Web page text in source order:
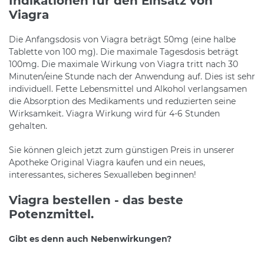
Viagra
Die Anfangsdosis von Viagra beträgt 50mg (eine halbe
Tablette von 100 mg). Die maximale Tagesdosis beträgt
100mg. Die maximale Wirkung von Viagra tritt nach 30
Minuten/eine Stunde nach der Anwendung auf. Dies ist sehr
individuell. Fette Lebensmittel und Alkohol verlangsamen
die Absorption des Medikaments und reduzierten seine
Wirksamkeit. Viagra Wirkung wird für 4-6 Stunden
gehalten.
Sie können gleich jetzt zum günstigen Preis in unserer
Apotheke Original Viagra kaufen und ein neues,
interessantes, sicheres Sexualleben beginnen!
Viagra bestellen - das beste
Potenzmittel.
Gibt es denn auch Nebenwirkungen?